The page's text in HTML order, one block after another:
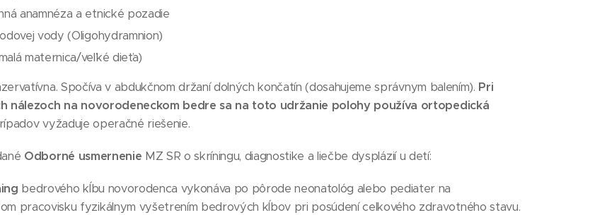
anamnéza a etnické pozadie
vody (Oligohydramnion)
maternica/veľké dieťa)
Spočíva v abdukčnom držaní dolných končatín (dosahujeme správnym balením). Pri
nálezoch na novorodeneckom bedre sa na toto udržanie polohy používa ortopedická
vyžaduje operačné riešenie.
Odborné usmernenie MZ SR o skríningu, diagnostike a liečbe dysplázií u detí:
bedrového kĺbu novorodenca vykonáva po pôrode neonatológ alebo pediater na
pracovisku fyzikálnym vyšetrením bedrových kĺbov pri posúdení celkového zdravotného stavu.